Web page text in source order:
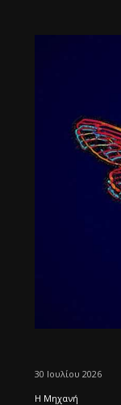
30 Ιουλίου 2026
Η Μηχανή